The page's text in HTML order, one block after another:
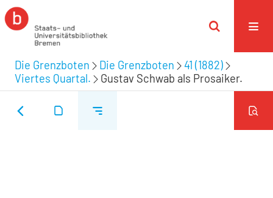
Die Grenzboten Die Grenzboten
41 (1882)
Viertes Quartal.
Gustav Schwab als Prosaiker.